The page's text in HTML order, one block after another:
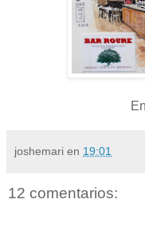
joshemari en 19:01
12 comentarios: